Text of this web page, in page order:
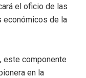
el oficio de las
económicos de la
este componente
en la